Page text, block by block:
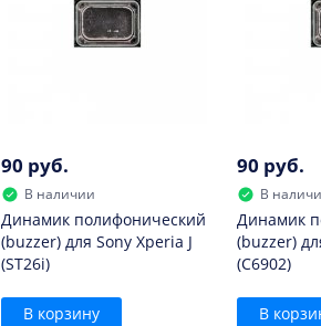
90 руб.
В наличии
Динамик полифонический
(buzzer) для Sony Xperia J
(ST26i)
В корзину
90 руб.
В
Динамик
(buzzer)
(C6902)
В